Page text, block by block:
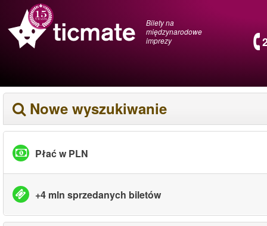
Bilety na
międzynarodowe
imprezy
Nowe wyszukiwanie
Płać w PLN
+4 mln sprzedanych biletów